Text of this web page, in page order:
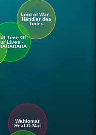
Lord of War -
Händler des
Todes
Time Of
Lives -
Wahlomat
Real-O-Mat